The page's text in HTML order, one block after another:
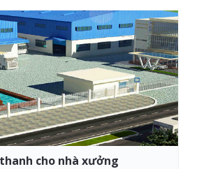
cho nhà xưởng